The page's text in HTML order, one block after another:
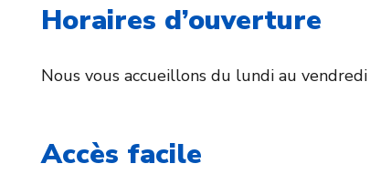
Horaires d’ouverture
Nous vous accueillons du lundi au
Accès facile